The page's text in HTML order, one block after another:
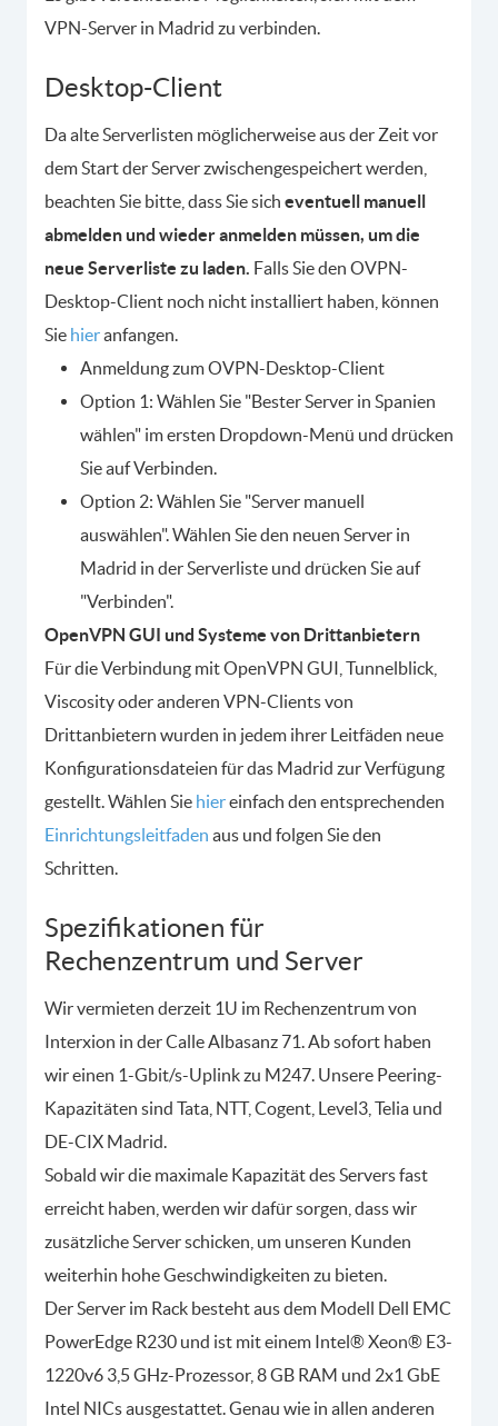
VPN-Server in Madrid zu verbinden.
Desktop-Client
Da alte Serverlisten möglicherweise aus der Zeit vor
dem Start der Server zwischengespeichert werden,
beachten Sie bitte, dass Sie sich eventuell manuell
abmelden und wieder anmelden müssen, um die
neue Serverliste zu laden. Falls Sie den OVPN-
Desktop-Client noch nicht installiert haben, können
Sie hieranfangen.
Anmeldung zum OVPN-Desktop-Client
Option 1: Wählen Sie "Bester Server in Spanien
wählen" im ersten Dropdown-Menü und drücken
Sie auf Verbinden.
Option 2: Wählen Sie "Server manuell
auswählen". Wählen Sie den neuen Server in
Madrid in der Serverliste und drücken Sie auf
"Verbinden".
OpenVPN GUI und Systeme von Drittanbietern
Für die Verbindung mit OpenVPN GUI, Tunnelblick,
Viscosity oder anderen VPN-Clients von
Drittanbietern wurden in jedem ihrer Leitfäden neue
Konfigurationsdateien für das Madrid zur Verfügung
gestellt. Wählen Sie hiereinfach den entsprechenden
Einrichtungsleitfaden aus und folgen Sie den
Schritten.
Spezifikationen für
Rechenzentrum und Server
Wir vermieten derzeit 1U im Rechenzentrum von
Interxion in der Calle Albasanz 71. Ab sofort haben
wir einen 1-Gbit/s-Uplink zu M247. Unsere Peering-
Kapazitäten sind Tata, NTT, Cogent, Level3, Telia und
DE-CIX Madrid.
Sobald wir die maximale Kapazität des Servers fast
erreicht haben, werden wir dafür sorgen, dass wir
zusätzliche Server schicken, um unseren Kunden
weiterhin hohe Geschwindigkeiten zu bieten.
Der Server im Rack besteht aus dem Modell Dell EMC
PowerEdge R230 und ist mit einem Intel® Xeon® E3-
1220v6 3,5 GHz-Prozessor, 8 GB RAM und 2x1 GbE
Intel NICs ausgestattet. Genau wie in allen anderen